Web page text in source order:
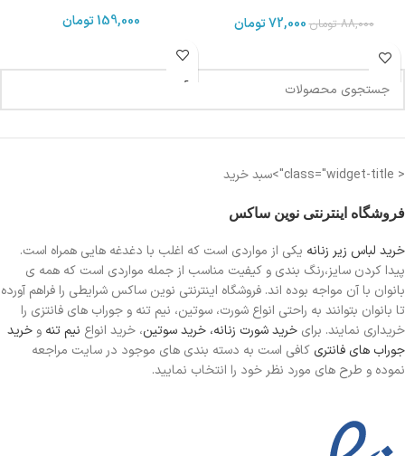
88,000 تومان72,000تومان
159,000تومان
< class="widget-title">سبد خرید
فروشگاه اینترنتی نوین ساکس
خرید لباس زیر زنانه یکی از مواردی است که اغلب با دغدغه هایی همراه است.
پیدا کردن سایز،رنگ بندی و کیفیت مناسب از جمله مواردی است که همه ی
بانوان با آن مواجه بوده اند. فروشگاه اینترنتی نوین ساکس شرایطی را فراهم آورده
تا بانوان بتوانند به راحتی انواع شورت، سوتین، نیم تنه و جوراب های فانتزی را
خریداری نمایند. برای خرید شورت زنانه، خرید سوتین، خرید انواع نیم تنه و خرید
جوراب های فانتری کافی است به دسته بندی های موجود در سایت مراجعه
نموده و طرح های مورد نظر خود را انتخاب نمایید.